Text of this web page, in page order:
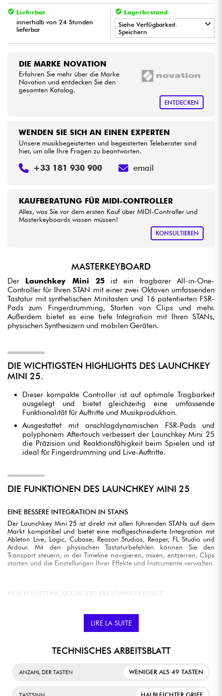
Kinder
HiFi
Sehen Sie sich unsere Marken an
Lieferbar
innerhalb von 24 Stunden
lieferbar
Lagerbestand
Siehe Verfügbarkeit.
Speichern
• MusicBRUGES
BRUXELLES
• Star'SMusicPARIS
• Star Music
DIE MARKE NOVATION
Erfahren Sie mehr über die Marke
Novation und entdecken Sie den
gesamten Katalog.
ENTDECKEN
KAUFBERATUNG FÜR MIDI-CONTROLLER
Alles, was Sie vor dem ersten Kauf über MIDI-Controller und
Masterkeyboards wissen müssen!
KONSULTIEREN
WENDEN SIE SICH AN EINEN EXPERTEN
Unsere musikbegeisterten und begeisterten Teleberater sind
hier, um alle Ihre Fragen zu beantworten.
+33 181 930 900 email
MASTERKEYBOARD
Der Launchkey Mini 25ist ein tragbarer All-in-One-
Controller für Ihren STAN mit einer zwei Oktaven umfassenden
Tastatur mit synthetischen Minitasten und 16 patentierten FSR-
Pads zum Fingerdrumming, Starten von Clips und mehr.
Außerdem bietet es eine tiefe Integration mit Ihren STANs,
physischen Synthesizern und mobilen Geräten.
DIE WICHTIGSTEN HIGHLIGHTS DES LAUNCHKEY
MINI 25.
Dieser kompakte Controller ist auf optimale Tragbarkeit
ausgelegt und bietet gleichzeitig eine umfassende
Funktionalität für Auftritte und Musikproduktion.
Ausgestattet mit anschlagdynamischen FSR-Pads und
polyphonem Aftertouch verbessert der Launchkey Mini 25
die Präzision und Reaktionsfähigkeit beim Spielen und ist
ideal für Fingerdrumming und Live-Auftritte.
DIE FUNKTIONEN DES LAUNCHKEY MINI 25
EINE BESSERE INTEGRATION IN STANS
Der Launchkey Mini 25 ist direkt mit allen führenden STANs auf dem
Markt kompatibel und bietet eine maßgeschneiderte Integration mit
Ableton Live, Logic, Cubase, Reason Studios, Reaper, FL Studio und
Ardour. Mit den physischen Tastaturbefehlen können Sie den
Transport steuern, in der Timeline navigieren, mixen, entzerren, Clips
starten und die Einstellungen Ihrer Effekte und Instrumente verwalten.
NOCH LEISTUNGSFÄHIGERE KREATIVWERKZEUGE
maximale Flexibilität beim Musikmachen. Mit dem Scale-Modus
können Sie eine von 30 verschiedenen Tonleitern zuweisen, der Fixed
LIRE LA SUITE
TECHNISCHES ARBEITSBLATT
ANZAHL DER TASTEN WENIGER ALS 49 TASTEN